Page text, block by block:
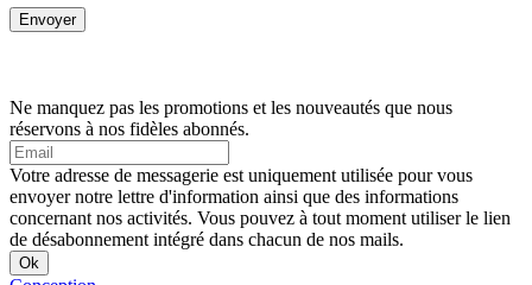
Ne manquez pas les promotions et les nouveautés que nous
réservons à nos fidèles abonnés.
Votre adresse de messagerie est uniquement utilisée pour vous
envoyer notre lettre d'information ainsi que des informations
concernant nos activités. Vous pouvez à tout moment utiliser le lien
de désabonnement intégré dans chacun de nos mails.